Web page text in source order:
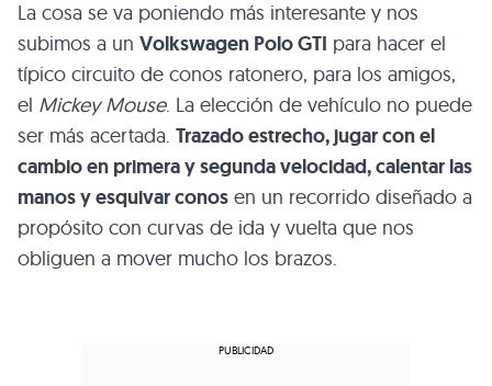
La cosa se va poniendo más interesante y nos
subimos a un Volkswagen PoloGTI para hacer el
típico circuito de conos ratonero, para los amigos,
el Mickey Mouse. La elección de vehículo no puede
ser más acertada. Trazado estrecho, jugar con el
cambio en primera y segunda velocidad, calentar las
manos y esquivar conos en un recorrido diseñado a
propósito con curvas de ida y vuelta que nos
obliguen a mover mucho los brazos.